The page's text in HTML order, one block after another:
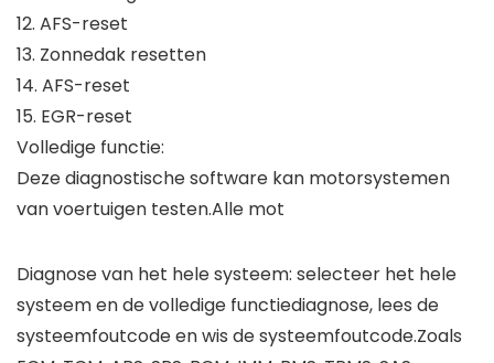
12. AFS-reset
13. Zonnedak resetten
14. AFS-reset
15. EGR-reset
Volledige functie:
Deze diagnostische software kan motorsystemen
van voertuigen testen.Alle mot
Diagnose van het hele systeem: selecteer het hele
systeem en de volledige functiediagnose, lees de
systeemfoutcode en wis de systeemfoutcode.Zoals